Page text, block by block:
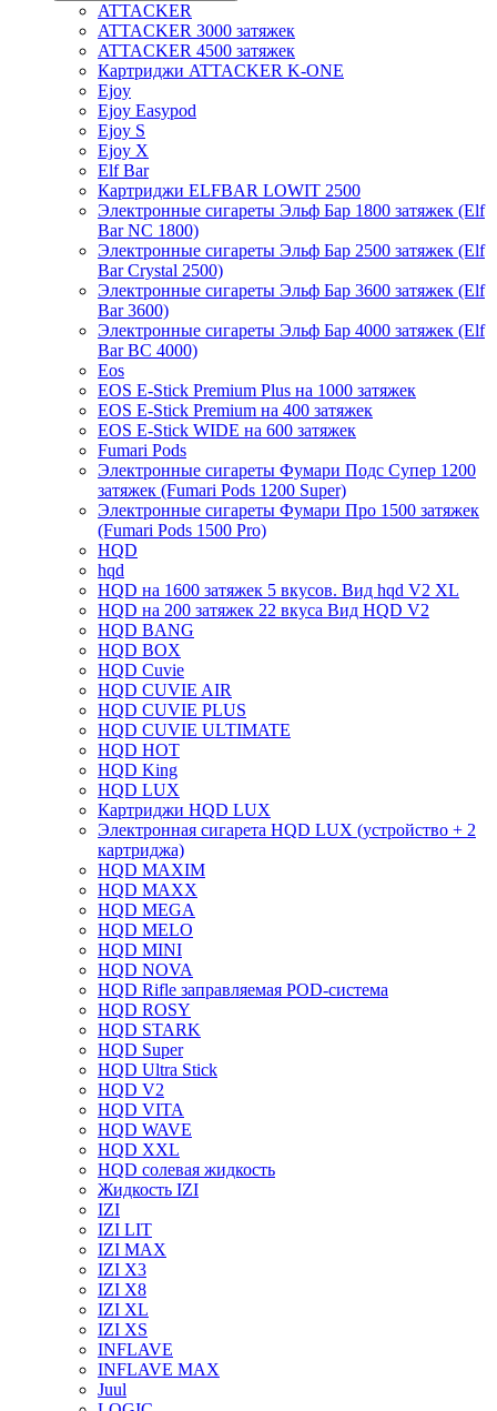
ATTACKER
ATTACKER 3000 затяжек
ATTACKER 4500 затяжек
Картриджи ATTACKER K-ONE
Ejoy
Ejoy Easypod
Ejoy S
Ejoy X
Elf Bar
Картриджи ELFBAR LOWIT 2500
Электронные сигареты Эльф Бар 1800 затяжек (Elf
Bar NC 1800)
Электронные сигареты Эльф Бар 2500 затяжек (Elf
Bar Crystal 2500)
Электронные сигареты Эльф Бар 3600 затяжек (Elf
Bar 3600)
Электронные сигареты Эльф Бар 4000 затяжек (Elf
Bar BC 4000)
Eos
EOS E-Stick Premium Plus на 1000 затяжек
EOS E-Stick Premium на 400 затяжек
EOS E-Stick WIDE на 600 затяжек
Fumari Pods
Электронные сигареты Фумари Подс Супер 1200
затяжек (Fumari Pods 1200 Super)
Электронные сигареты Фумари Про 1500 затяжек
(Fumari Pods 1500 Pro)
HQD
hqd
HQD на 1600 затяжек 5 вкусов. Вид hqd V2 XL
HQD на 200 затяжек 22 вкуса Вид HQD V2
HQD BANG
HQD BOX
HQD Cuvie
HQD CUVIE AIR
HQD CUVIE PLUS
HQD CUVIE ULTIMATE
HQD HOT
HQD King
HQD LUX
Картриджи HQD LUX
Электронная сигарета HQD LUX (устройство + 2
картриджа)
HQD MAXIM
HQD MAXX
HQD MEGA
HQD MELO
HQD MINI
HQD NOVA
HQD Rifle заправляемая POD-система
HQD ROSY
HQD STARK
HQD Super
HQD Ultra Stick
HQD V2
HQD VITA
HQD WAVE
HQD XXL
HQD солевая жидкость
Жидкость IZI
IZI
IZI LIT
IZI MAX
IZI X3
IZI X8
IZI XL
IZI XS
INFLAVE
INFLAVE MAX
Juul